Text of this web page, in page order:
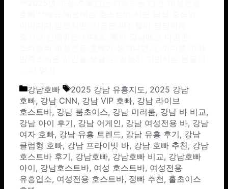
카테고리
강남호빠 태그
2025 강남 유흥지도, 2025 강남
호빠, 강남 CNN, 강남 VIP 호빠, 강남 라이브
호스트바, 강남 룸초이스, 강남 미러룸, 강남 바 비교,
강남 아이 후기, 강남 어게인, 강남 여성전용 바, 강남
여자 호빠, 강남 유흥 트렌드, 강남 유흥 후기, 강남
클럽형 호빠, 강남 프라이빗 바, 강남 호빠 추천, 강남
호스트바 후기, 강남호빠, 강남호빠 비교, 강남호빠
아이, 강남호스트바, 여성 호스트바, 여성전용
유흥업소, 여성전용 호스트바, 정빠 추천, 홀초이스